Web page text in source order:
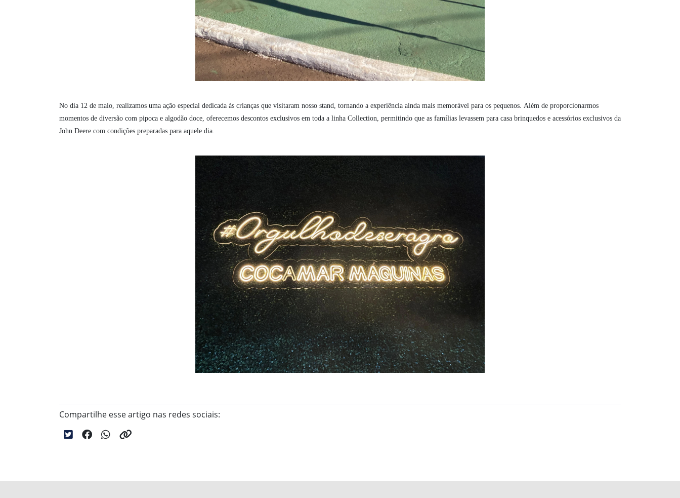
No dia 12 de maio, realizamos uma ação especial dedicada às crianças que visitaram nosso stand, tornando a experiência ainda mais memorável para os pequenos. Além de proporcionarmos
momentos de diversão com pipoca e algodão doce, oferecemos descontos exclusivos em toda a linha Collection, permitindo que as famílias levassem para casa brinquedos e acessórios exclusivos da
John Deere com condições preparadas para aquele dia.
Compartilhe esse artigo nas redes sociais: